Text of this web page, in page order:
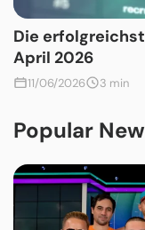
Die
April 2026
11/06/2026 3 min
Popular